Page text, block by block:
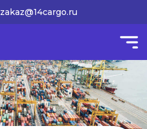
zakaz@14cargo.ru